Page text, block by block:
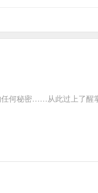
何秘密……从此过上了醒